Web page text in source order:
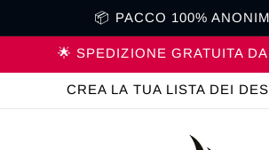
direttamente
ai contenuti
📦 PACCO 100%
🌟 SPEDIZIONE GRATUITA
CREA LA TUA LISTA DEI